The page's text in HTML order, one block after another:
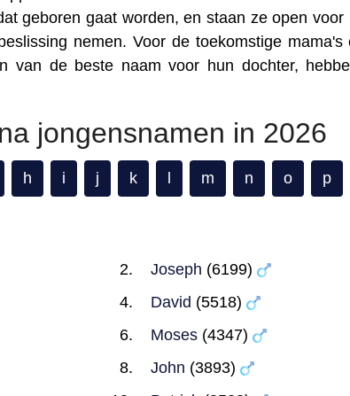
geboren gaat worden, en staan ze open voor
nemen. Voor de toekomstige
van de beste naam voor hun dochter,
jongensnamen in 2026
h i j k m n o p
Joseph (6199)
David (5518)
Moses(4347)
John (3893)